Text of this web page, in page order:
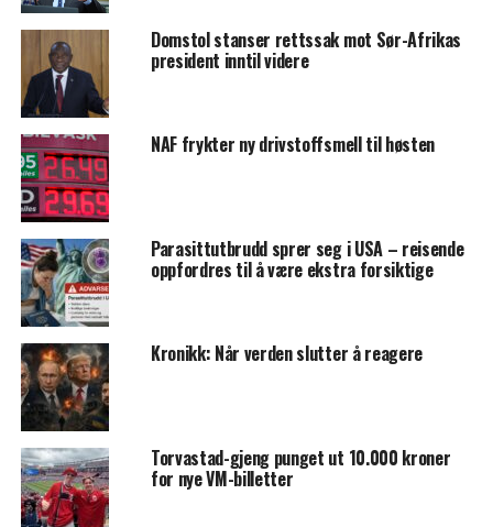
Domstol stanser rettssak mot Sør-Afrikas
president inntil videre
NAF frykter ny drivstoffsmell til høsten
Parasittutbrudd sprer seg i USA – reisende
oppfordres til å være ekstra forsiktige
Kronikk: Når verden slutter å reagere
Torvastad-gjeng punget ut 10.000 kroner
for nye VM-billetter